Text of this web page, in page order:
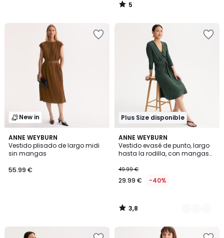
5
/
New in
ANNE WEYBURN
Vestido plisado de largo midi
sin mangas
55.99 €
Plus Size disponible
ANNE WEYBURN
Vestido evasé de punto, largo
hasta la rodilla, con mangas
49.99 €
29.99 € -40%
3,8
/ 5
2
Colores
3,8
/